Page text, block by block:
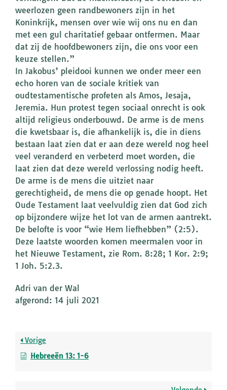
weerlozen geen randbewoners zijn in het
Koninkrijk, mensen over wie wij ons nu en dan
met een gul charitatief gebaar ontfermen. Maar
dat zij de hoofdbewoners zijn, die ons voor een
keuze stellen.”
In Jakobus’ pleidooi kunnen we onder meer een
echo horen van de sociale kritiek van
oudtestamentische profeten als Amos, Jesaja,
Jeremia. Hun protest tegen sociaal onrecht is ook
altijd religieus onderbouwd. De arme is de mens
die kwetsbaar is, die afhankelijk is, die in diens
bestaan laat zien dat er aan deze wereld nog heel
veel veranderd en verbeterd moet worden, die
laat zien dat deze wereld verlossing nodig heeft.
De arme is de mens die uitziet naar
gerechtigheid, de mens die op genade hoopt. Het
Oude Testament laat veelvuldig zien dat God zich
op bijzondere wijze het lot van de armen aantrekt.
De belofte is voor “wie Hem liefhebben” (2:5).
Deze laatste woorden komen meermalen voor in
het Nieuwe Testament, zie Rom. 8:28; 1 Kor. 2:9;
1 Joh. 5:2.3.
Adri van der Wal
afgerond: 14 juli 2021
Vorige
Hebreeën 13: 1-6